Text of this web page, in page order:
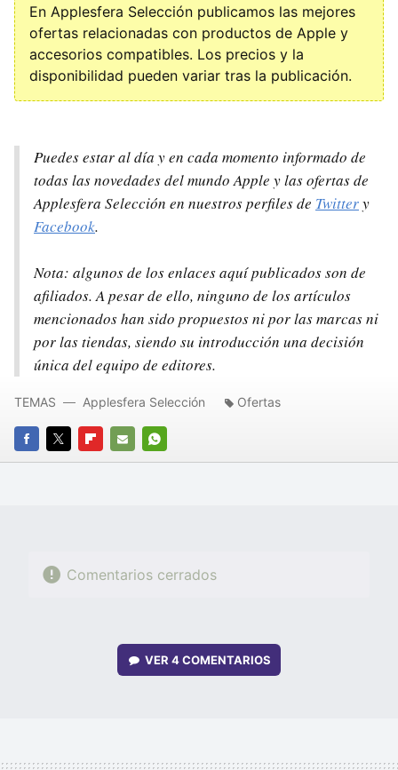
En Applesfera Selección publicamos las mejores
ofertas relacionadas con productos de Apple y
accesorios compatibles. Los precios y la
disponibilidad pueden variar tras la publicación.
Puedes estar al día y en cada momento informado de
todas las novedades del mundo Apple y las ofertas de
Applesfera Selección en nuestros perfiles de Twittery
Facebook.
Nota: algunos de los enlaces aquí publicados son de
afiliados. A pesar de ello, ninguno de los artículos
mencionados han sido propuestos ni por las marcas ni
por las tiendas, siendo su introducción una decisión
única del equipo de editores.
FACEBOOK
TWITTERFLIPBOARD
E-
WHATSAPP
TEMAS Applesfera Selección Ofertas
Comentarios cerrados
VER 4 COMENTARIOS